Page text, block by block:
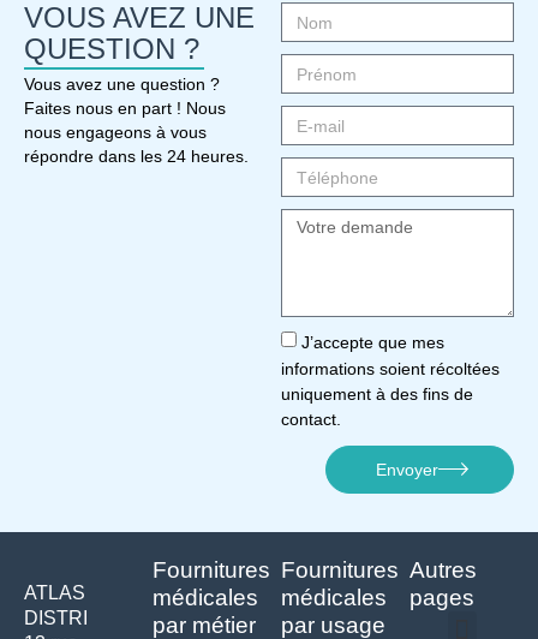
VOUS AVEZ UNE
QUESTION ?
Vous avez une question ?
Faites nous en part ! Nous
nous engageons à vous
répondre dans les 24 heures.
J’accepte que mes
informations soient récoltées
uniquement à des fins de
contact.
Envoyer
ATLAS
DISTRI
Fournitures
médicales
par métier
Fournitures
médicales
par usage
Autres
pages